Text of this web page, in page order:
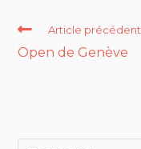
Article précédent
Open de Genève